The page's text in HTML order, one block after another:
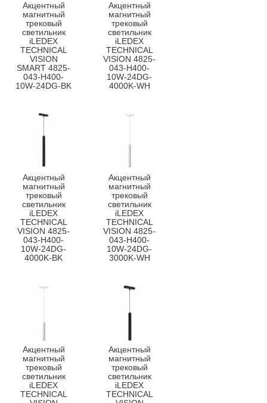
Акцентный
магнитный
трековый
светильник
iLEDEX
TECHNICAL
VISION
SMART 4825-
043-H400-
10W-24DG-BK
Акцентный
магнитный
трековый
светильник
iLEDEX
TECHNICAL
VISION 4825-
043-H400-
10W-24DG-
4000K-WH
Акцентный
магнитный
трековый
светильник
iLEDEX
TECHNICAL
VISION 4825-
043-H400-
10W-24DG-
4000K-BK
Акцентный
магнитный
трековый
светильник
iLEDEX
TECHNICAL
VISION 4825-
043-H400-
10W-24DG-
3000K-WH
Акцентный
магнитный
трековый
светильник
iLEDEX
TECHNICAL
Акцентный
магнитный
трековый
светильник
iLEDEX
TECHNICAL